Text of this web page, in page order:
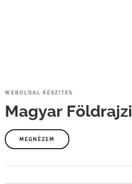
WEBOLDAL KÉSZÍTÉS
Magyar Földrajzi
MEGNÉZEM